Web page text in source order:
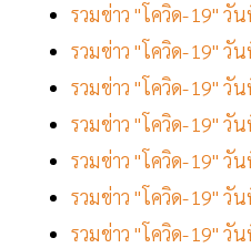
รวมข่าว "โควิด-19" วั
รวมข่าว "โควิด-19" วั
รวมข่าว "โควิด-19" วั
รวมข่าว "โควิด-19" วั
รวมข่าว "โควิด-19" วั
รวมข่าว "โควิด-19" วั
รวมข่าว "โควิด-19" วั